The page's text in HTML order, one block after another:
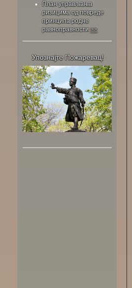
План управљања
ризицима од повреде
принципа родне
равноправности >>
Упознајте Пожаревац!